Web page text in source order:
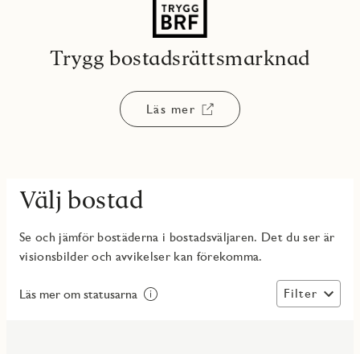
Trygg bostadsrättsmarknad
Läs mer
Välj bostad
Se och jämför bostäderna i bostadsväljaren. Det du ser är
visionsbilder och avvikelser kan förekomma.
Läs mer om statusarna Filter